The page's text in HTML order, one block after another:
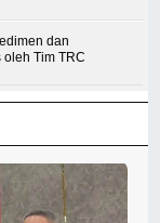
dan
Tim TRC